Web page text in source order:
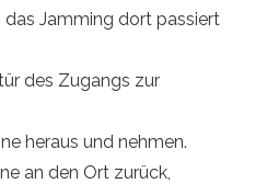
das Jamming dort passiert
des Zugangs zur
heraus und nehmen.
an den Ort zurück,